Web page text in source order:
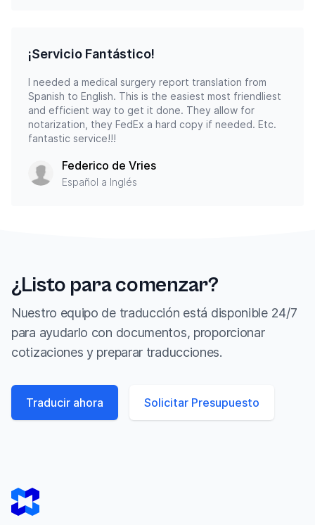
¡Servicio Fantástico!
I needed a medical surgery report translation from
Spanish to English. This is the easiest most friendliest
and efficient way to get it done. They allow for
notarization, they FedEx a hard copy if needed. Etc.
fantastic service!!!
Federico de Vries
Español a Inglés
¿Listo para comenzar?
Nuestro equipo de traducción está disponible 24/7
para ayudarlo con documentos, proporcionar
cotizaciones y preparar traducciones.
Traducir ahora Solicitar Presupuesto